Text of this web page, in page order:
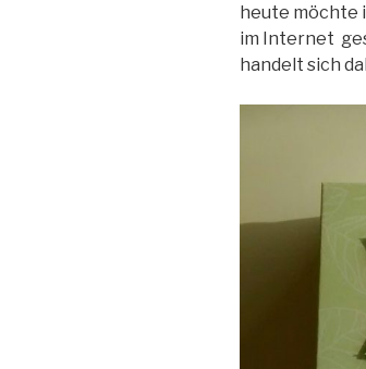
heute möchte
im Internet
handelt sich